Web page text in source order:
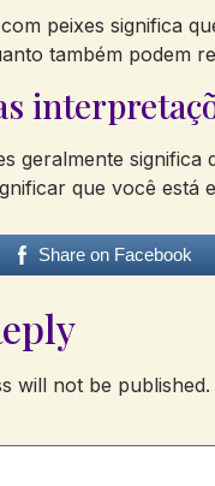
peixes significa
também podem
geralmente
que você está
Share on Facebook
will not be published.